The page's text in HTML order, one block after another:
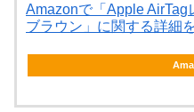
Amazonで「Apple AirTag
ブラウン」に関する詳細